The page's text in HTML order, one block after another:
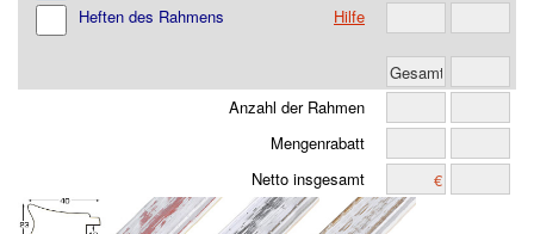
Heften des Rahmens
Hilfe
Anzahl der Rahmen
Mengenrabatt
Netto insgesamt